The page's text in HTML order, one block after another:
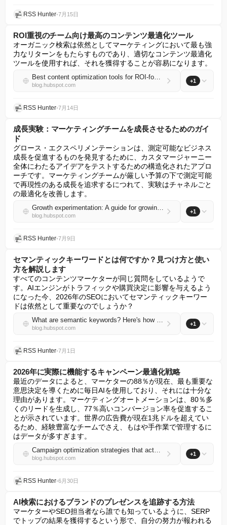
RSS Hunter•7月15日
ROI重視のチーム向け最高のコンテンツ最適化ツール
オーガニック検索は依然としてマーケティングにおいて最も強
力なリターンをもたらすものであり、適切なコンテンツ最適化
ツールを使用すれば、それを獲得することが容易になります。
Best content optimization tools for ROI-focused teams
blog.hubspot.com
+1
RSS Hunter•7月14日
成長実験：マーケティングチームを成長させるためのガイ
ド
グロース・エクスペリメンテーションは、測定可能なビジネス
成長を促進するものを発見するために、カスタマージャーニー
全体にわたるアイデアをテストするための構造化されたアプロ
ーチです。マーケティングチームが厳しい予算の下で測定可能
で再現性のある成長を追求するにつれて、実験はチャネルごと
の最適化を改善します。
Growth experimentation: A guide for growing marketing teams
blog.hubspot.com
+1
RSS Hunter•7月9日
セマンティックキーワードとは何ですか？見つけ方と使い
方を解説します
すべてのコンテンツマーケターが同じ質問をしているようで
す。AIエンジンがトラフィックや購買決定に影響を与えるよう
になった今、2026年のSEOにおいてセマンティックキーワー
ドは依然として重要なのでしょうか？
What are semantic keywords? Here's how to find & use them
blog.hubspot.com
+1
RSS Hunter•7月1日
2026年に実際に機能するキャンペーン最適化戦略
最近のデータによると、マーケターの88％が現在、最も重要な
意思決定を導くために毎日AIを使用しており、それには十分な
理由があります。マーケティングオートメーションは、80％多
くのリードを生成し、77％高いコンバージョン率を促進するこ
とが示されています。世界の広告費が現在1兆ドルを超えてい
るため、経験豊富なチームでさえ、もはや手作業で管理するに
はデータが多すぎます。
Campaign optimization strategies that actually work in 2026
blog.hubspot.com
+1
RSS Hunter•6月30日
AI検索におけるブランドのプレゼンスを追跡する方法
マーケターやSEO担当者なら誰でも知っているように、SERP
でトップの結果を獲得するという形で、自分の努力が報われる